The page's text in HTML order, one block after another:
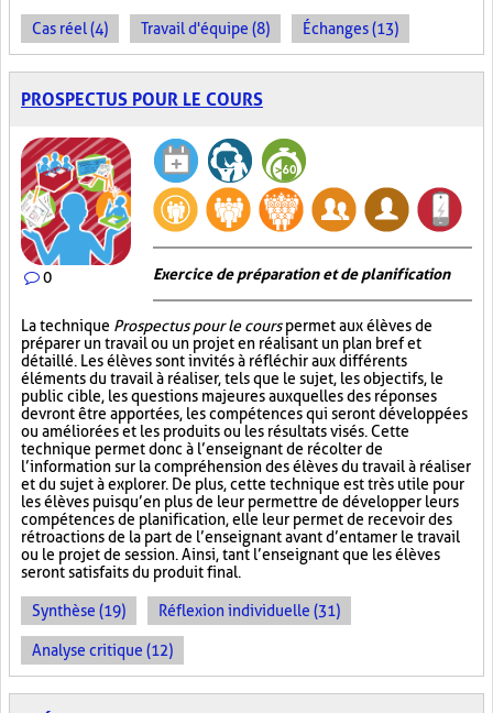
Cas réel (4) Travail d'équipe (8) Échanges (13)
PROSPECTUS POUR LE COURS
0 Exercice de préparation et de planification
La technique Prospectus pour le courspermet aux élèves de
préparer un travail ou un projet en réalisant un plan bref et
détaillé. Les élèves sont invités à réfléchir aux différents
éléments du travail à réaliser, tels que le sujet, les objectifs, le
public cible, les questions majeures auxquelles des réponses
devront être apportées, les compétences qui seront développées
ou améliorées et les produits ou les résultats visés. Cette
technique permet donc à l’enseignant de récolter de
l’information sur la compréhension des élèves du travail à réaliser
et du sujet à explorer. De plus, cette technique est très utile pour
les élèves puisqu’en plus de leur permettre de développer leurs
compétences de planification, elle leur permet de recevoir des
rétroactions de la part de l’enseignant avant d’entamer le travail
ou le projet de session. Ainsi, tant l’enseignant que les élèves
seront satisfaits du produit final.
Synthèse (19) Réflexion individuelle (31)
Analyse critique (12)